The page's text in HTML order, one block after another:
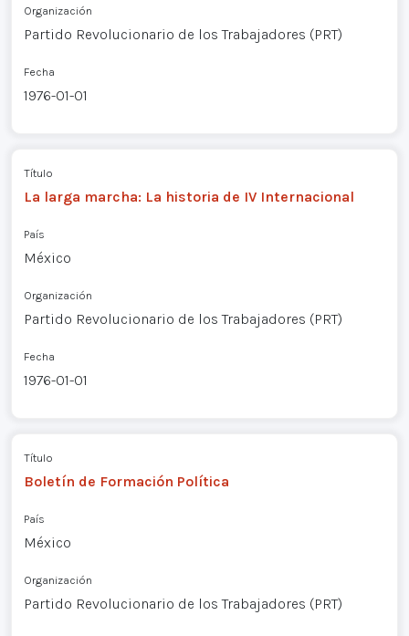
Organización
Partido Revolucionario de los Trabajadores (PRT)
Fecha
1976-01-01
Título
La larga marcha: La historia de IV Internacional
País
México
Organización
Partido Revolucionario de los Trabajadores (PRT)
Fecha
1976-01-01
Título
Boletín de Formación Política
País
México
Organización
Partido Revolucionario de los Trabajadores (PRT)